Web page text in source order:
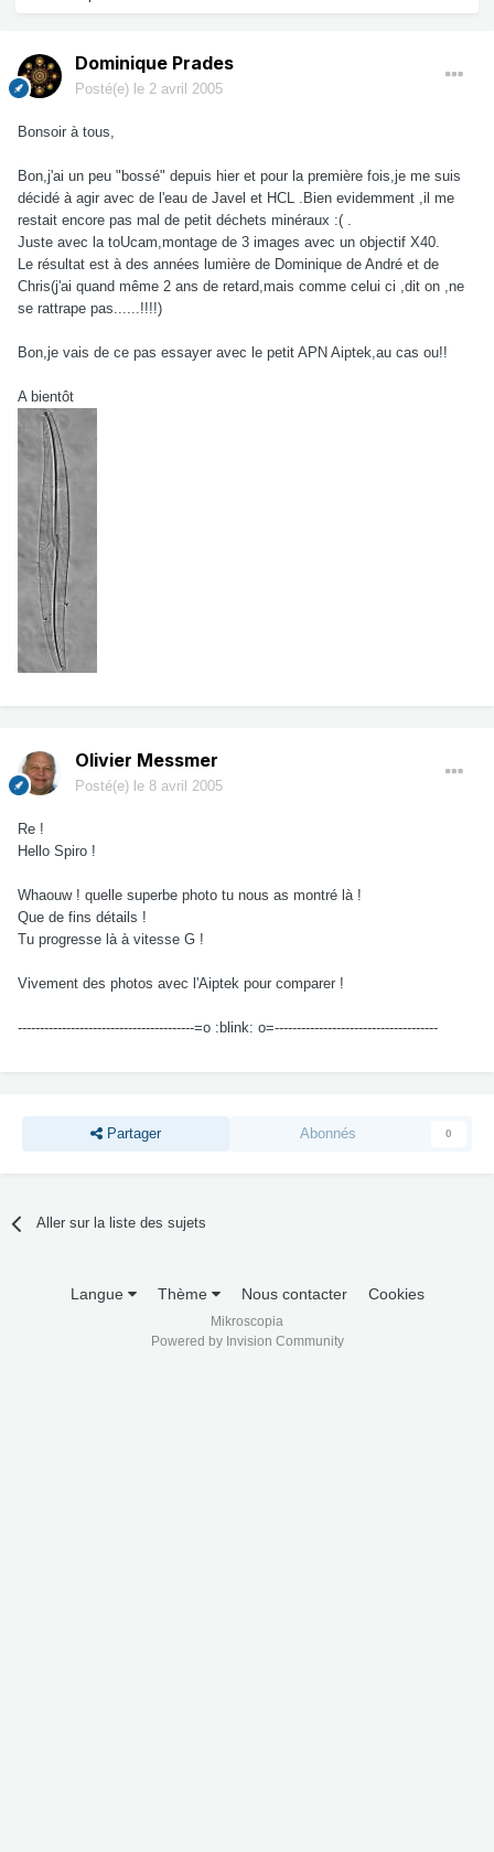
Dominique Prades
Posté(e) le 2 avril 2005
Bonsoir à tous,
Bon,j'ai un peu "bossé" depuis hier et pour la première fois,je me suis
décidé à agir avec de l'eau de Javel et HCL .Bien evidemment ,il me
restait encore pas mal de petit déchets minéraux :( .
Juste avec la toUcam,montage de 3 images avec un objectif X40.
Le résultat est à des années lumière de Dominique de André et de
Chris(j'ai quand même 2 ans de retard,mais comme celui ci ,dit on ,ne
se rattrape pas......!!!!)
Bon,je vais de ce pas essayer avec le petit APN Aiptek,au cas ou!!
A bientôt
Olivier Messmer
Posté(e) le 8 avril 2005
Re !
Hello Spiro !
Whaouw ! quelle superbe photo tu nous as montré là !
Que de fins détails !
Tu progresse là à vitesse G !
Vivement des photos avec l'Aiptek pour comparer !
----------------------------------------=o :blink: o=-------------------------------------
Partager Abonnés 0
Aller sur la liste des sujets
Langue Thème Nous contacter Cookies
Mikroscopia
Powered by Invision Community